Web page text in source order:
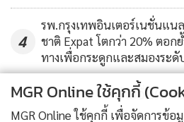
4
รพ.กรุงเทพอินเตอร์เนชั่นแน
ชาติ Expat โตกว่า 20% ตอก
ทางเพื่อกระดูกและสมองระ
ข่าวอื่นในห
MGR Online ใช้คุกกี้
MGR Online ใช้คุกกี้ เพื่อจัดการข้